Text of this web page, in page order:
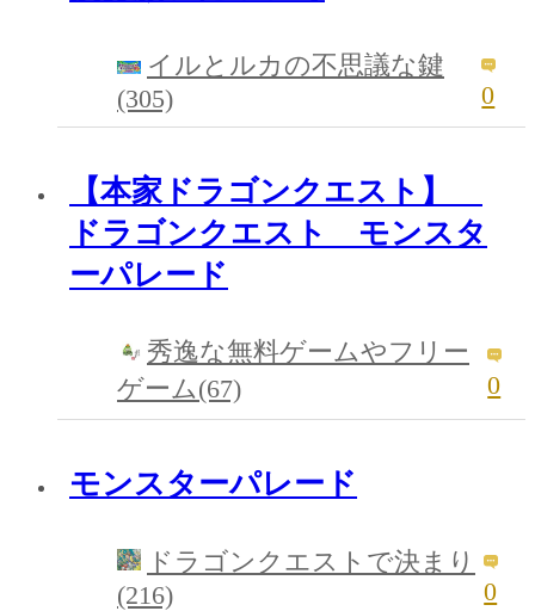
イルとルカの不思議な鍵
(305)
0
【本家ドラゴンクエスト】
ドラゴンクエスト モンスタ
ーパレード
秀逸な無料ゲームやフリー
ゲーム(67)
0
モンスターパレード
ドラゴンクエストで決まり
(216)
0